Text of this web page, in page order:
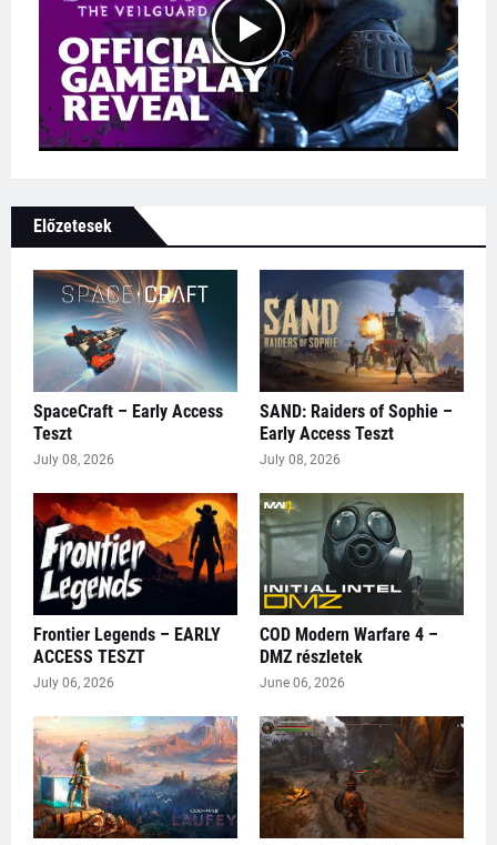
Előzetesek
SpaceCraft – Early Access
Teszt
July 08, 2026
SAND: Raiders of Sophie –
Early Access Teszt
July 08, 2026
Frontier Legends – EARLY
ACCESS TESZT
July 06, 2026
COD Modern Warfare 4 –
DMZ részletek
June 06, 2026